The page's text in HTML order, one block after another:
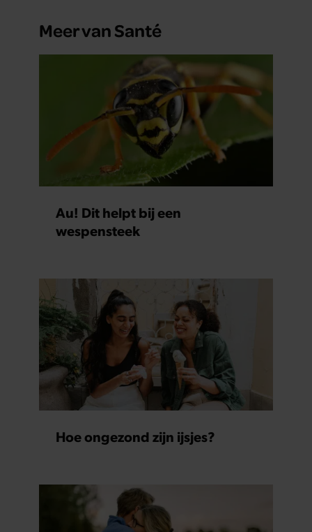
Meer van Santé
Au! Dit helpt bij een
wespensteek
Hoe ongezond zijn ijsjes?